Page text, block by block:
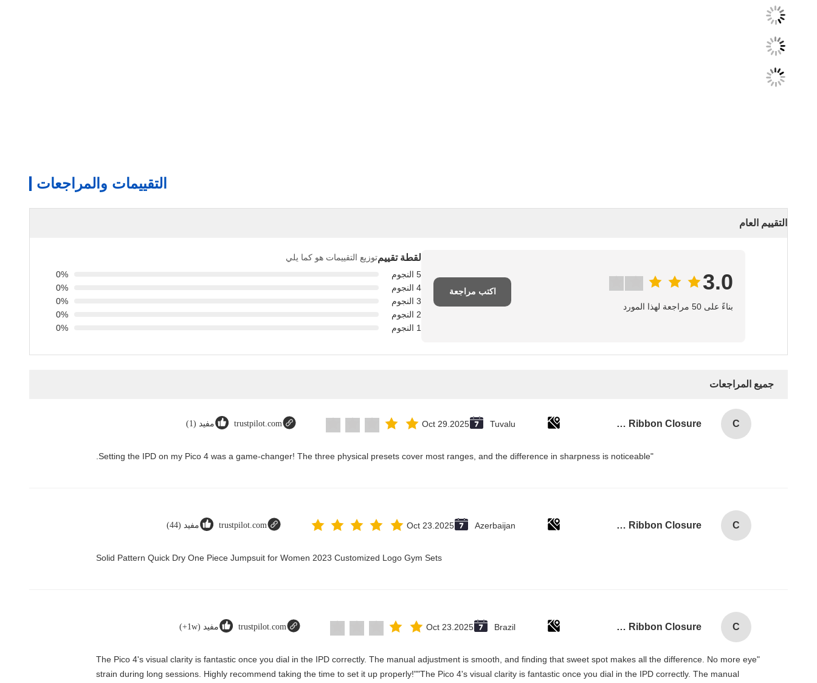
التقييمات والمراجعات
التقييم العام
3.0
بناءً على 50 مراجعة لهذا المورد
اكتب مراجعة
لقطة تقييمتوزيع التقييمات هو كما يلي
5 النجوم
0%
4 النجوم
0%
3 النجوم
0%
2 النجوم
0%
1 النجوم
0%
جميع المراجعات
C
Custom Logo Paper Cardboard Packing Folding White / Black / Rose Gold Luxury Magnetic Gift Box with Ribbon Closure
Tuvalu
Oct 29.2025
trustpilot.com مفيد (1)
"Setting the IPD on my Pico 4 was a game-changer! The three physical presets cover most ranges, and the difference in sharpness is noticeable.
C
Custom Logo Paper Cardboard Packing Folding White / Black / Rose Gold Luxury Magnetic Gift Box with Ribbon Closure
Azerbaijan
Oct 23.2025
trustpilot.com مفيد (44)
Solid Pattern Quick Dry One Piece Jumpsuit for Women 2023 Customized Logo Gym Sets
C
Custom Logo Paper Cardboard Packing Folding White / Black / Rose Gold Luxury Magnetic Gift Box with Ribbon Closure
Brazil
Oct 23.2025
trustpilot.com مفيد (1w+)
"The Pico 4's visual clarity is fantastic once you dial in the IPD correctly. The manual adjustment is smooth, and finding that sweet spot makes all the difference. No more eye
strain during long sessions. Highly recommend taking the time to set it up properly!""The Pico 4's visual clarity is fantastic once you dial in the IPD correctly. The manual